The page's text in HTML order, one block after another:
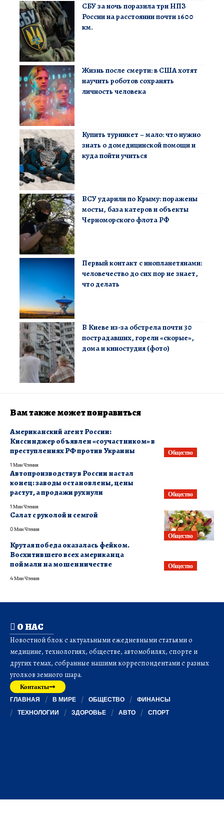
СБУ за ночь поразила три НПЗ
России на расстоянии почти 1600
км.
Жизнь после смерти: в США хотят
научить роботов сохранять
личность человека
Купить турникет – мало: что нужно
знать о домедицинской помощи и
куда пойти учиться
ВСУ ударили по Крыму: поражены
мосты, база катеров и объекты
Черноморского флота РФ
Первый контакт с инопланетянами:
человечество до сих пор не знает,
что делать
В Киеве из-за обстрела почти 30
пострадавших, горели «скорые»,
дома и киностудия (фото)
Вам также может понравиться
Общество
Американский агент России:
Киссинджер объявлен «соучастником» в
преступлениях РФ против Украины
1 Мин Чтения
Общество
Автопроизводству в России настал
конец: заводы остановлены, цены
растут, а продажи рухнули
1 Мин Чтения
Общество
Салат с руколой и семгой
0 Мин Чтения
Общество
Крутая победа оказалась фейком.
Восхитившего всех американца
поймали на мошенничестве
4 Мин Чтения
О НАС
Новостной блок с актуальными ежедневными статьями о
медицине, технологиях, обществе, автомобилях, спорте и
других темах, собранные нашими корреспондентами с разных
уголков земного шара.
Контакты
ГЛАВНАЯ В МИРЕ ОБЩЕСТВО
ФИНАНСЫ
ТЕХНОЛОГИИ
ЗДОРОВЬЕ АВТО СПОРТ